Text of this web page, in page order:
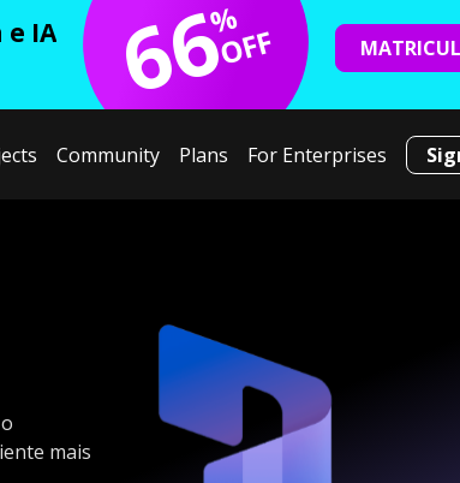
e IA 66
%
OFF
Community Plans For Enterprises
mais